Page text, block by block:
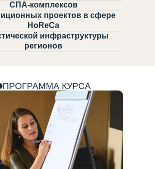
СПА-комплексов
проектов в сфере
HoReCa
инфраструктуры
регионов
ПРОГРАММА КУРСА